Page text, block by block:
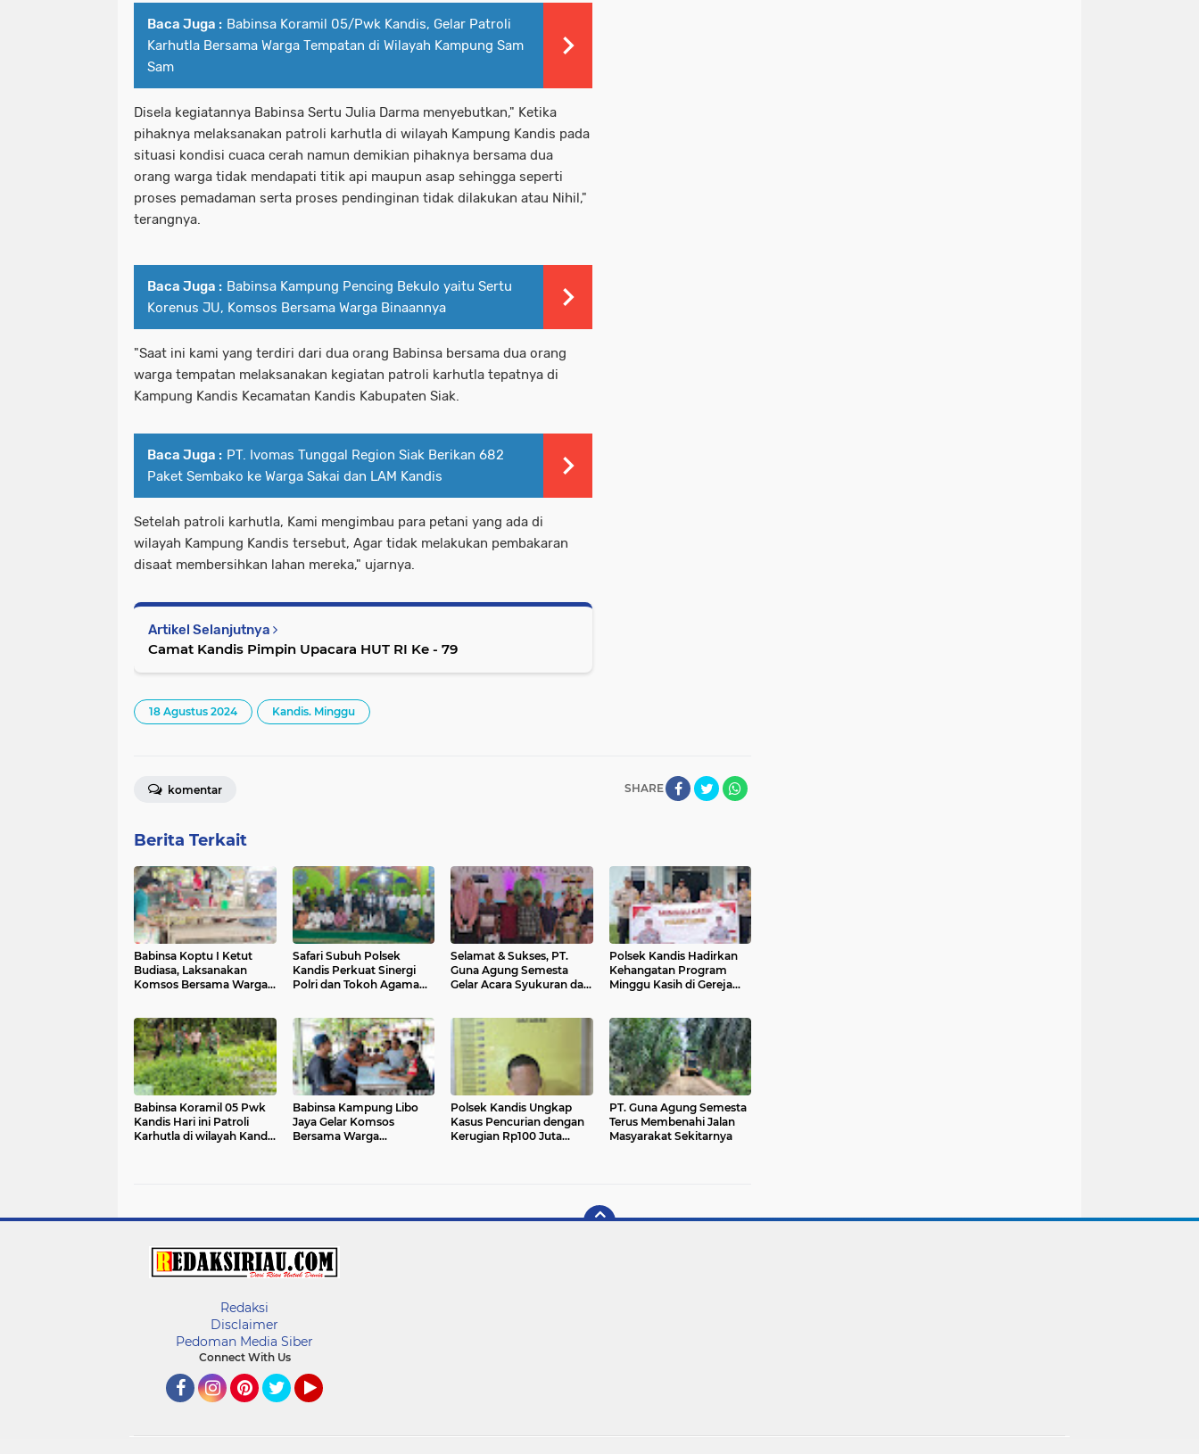
Baca Juga : Babinsa Koramil 05/Pwk Kandis, Gelar Patroli
Karhutla Bersama Warga Tempatan di Wilayah Kampung Sam
Sam
Disela kegiatannya Babinsa Sertu Julia Darma menyebutkan," Ketika
pihaknya melaksanakan patroli karhutla di wilayah Kampung Kandis pada
situasi kondisi cuaca cerah namun demikian pihaknya bersama dua
orang warga tidak mendapati titik api maupun asap sehingga seperti
proses pemadaman serta proses pendinginan tidak dilakukan atau Nihil,"
terangnya.
Baca Juga : Babinsa Kampung Pencing Bekulo yaitu Sertu
Korenus JU, Komsos Bersama Warga Binaannya
"Saat ini kami yang terdiri dari dua orang Babinsa bersama dua orang
warga tempatan melaksanakan kegiatan patroli karhutla tepatnya di
Kampung Kandis Kecamatan Kandis Kabupaten Siak.
Baca Juga : PT. Ivomas Tunggal Region Siak Berikan 682
Paket Sembako ke Warga Sakai dan LAM Kandis
Setelah patroli karhutla, Kami mengimbau para petani yang ada di
wilayah Kampung Kandis tersebut, Agar tidak melakukan pembakaran
disaat membersihkan lahan mereka," ujarnya.
Artikel Selanjutnya
Camat Kandis Pimpin Upacara HUT RI Ke - 79
18 Agustus 2024 Kandis. Minggu
SHARE
komentar
Berita Terkait
Babinsa Koptu I Ketut
Budiasa, Laksanakan
Komsos Bersama Warga
Safari Subuh Polsek
Kandis Perkuat Sinergi
Polri dan Tokoh Agama
Selamat & Sukses, PT.
Guna Agung Semesta
Gelar Acara Syukuran dan
Polsek Kandis Hadirkan
Kehangatan Program
Minggu Kasih di Gereja
Babinsa Koramil 05 Pwk
Kandis Hari ini Patroli
Karhutla di wilayah Kandis
Babinsa Kampung Libo
Jaya Gelar Komsos
Bersama Warga
Polsek Kandis Ungkap
Kasus Pencurian dengan
Kerugian Rp100 Juta
PT. Guna Agung Semesta
Terus Membenahi Jalan
Masyarakat Sekitarnya
Redaksi
Disclaimer
Pedoman Media Siber
Connect With Us